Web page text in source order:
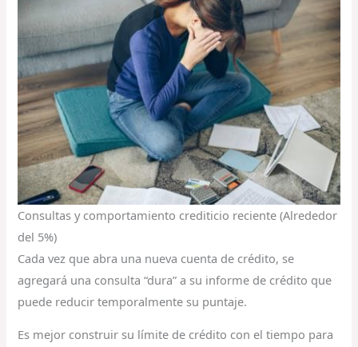
Consultas y comportamiento crediticio reciente (Alrededor
del 5%)
Cada vez que abra una nueva cuenta de crédito, se
agregará una consulta “dura” a su informe de crédito que
puede reducir temporalmente su puntaje.
Es mejor construir su límite de crédito con el tiempo para